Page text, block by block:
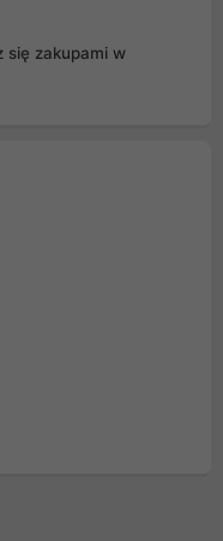
się zakupami w